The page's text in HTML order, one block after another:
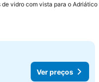
de vidro com vista para o Adriático
Ver preços